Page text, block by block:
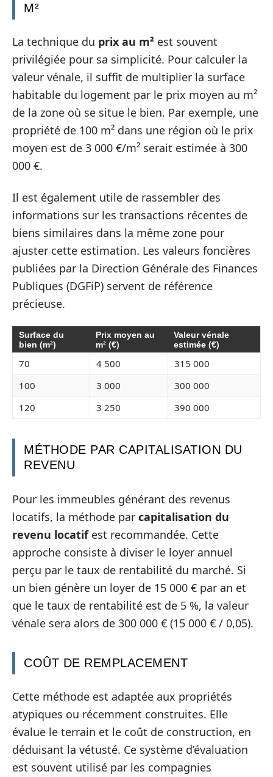
M²
La technique du prix au m² est souvent
privilégiée pour sa simplicité. Pour calculer la
valeur vénale, il suffit de multiplier la surface
habitable du logement par le prix moyen au m²
de la zone où se situe le bien. Par exemple, une
propriété de 100 m² dans une région où le prix
moyen est de 3 000 €/m² serait estimée à 300
000 €.
Il est également utile de rassembler des
informations sur les transactions récentes de
biens similaires dans la même zone pour
ajuster cette estimation. Les valeurs foncières
publiées par la Direction Générale des Finances
Publiques (DGFiP) servent de référence
précieuse.
Surface du
bien (m²)
Prix moyen au
m² (€)
Valeur vénale
estimée (€)
70 4 500
315 000
100
3 000
300 000
120
3 250 390 000
MÉTHODE PAR CAPITALISATION DU
REVENU
Pour les immeubles générant des revenus
locatifs, la méthode par capitalisation du
revenu locatifest recommandée. Cette
approche consiste à diviser le loyer annuel
perçu par le taux de rentabilité du marché. Si
un bien génère un loyer de 15 000 € par an et
que le taux de rentabilité est de 5 %, la valeur
vénale sera alors de 300 000 € (15 000 € / 0,05).
COÛT DE REMPLACEMENT
Cette méthode est adaptée aux propriétés
atypiques ou récemment construites. Elle
évalue le terrain et le coût de construction, en
déduisant la vétusté. Ce système d’évaluation
est souvent utilisé par les compagnies